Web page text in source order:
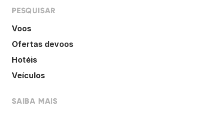
PESQUISAR
Voos
Ofertas devoos
Hotéis
Veículos
SAIBA MAIS